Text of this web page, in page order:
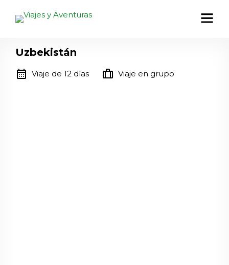
Uzbekistán
calendar_month Viaje de 12 días trip Viaje en grupo